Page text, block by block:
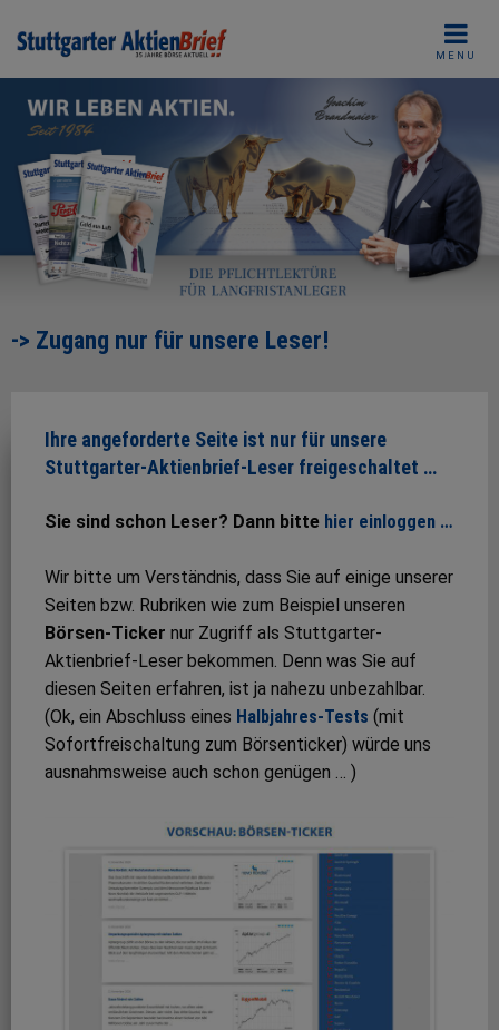
MENU
-> Zugang nur für unsere Leser!
Ihre angeforderte Seite ist nur für unsere
Stuttgarter-Aktienbrief-Leser freigeschaltet …
Sie sind schon Leser? Dann bitte hier einloggen …
Wir bitte um Verständnis, dass Sie auf einige unserer
Seiten bzw. Rubriken wie zum Beispiel unseren
Börsen-Ticker nur Zugriff als Stuttgarter-
Aktienbrief-Leser bekommen. Denn was Sie auf
diesen Seiten erfahren, ist ja nahezu unbezahlbar.
(Ok, ein Abschluss eines Halbjahres-Tests (mit
Sofortfreischaltung zum Börsenticker) würde uns
ausnahmsweise auch schon genügen … )